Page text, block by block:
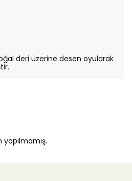
deri üzerine desen oyularak